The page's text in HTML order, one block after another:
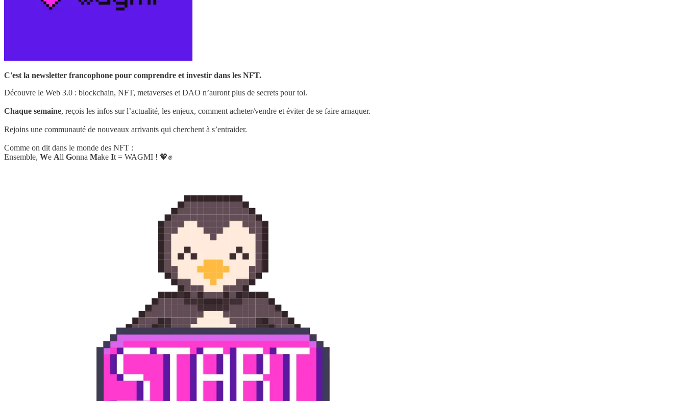
C'est la newsletter francophone pour comprendre et investir dans les NFT.
Découvre le Web 3.0 : blockchain, NFT, metaverses et DAO n’auront plus de secrets pour toi.
Chaque semaine, reçois les infos sur l’actualité, les enjeux, comment acheter/vendre et éviter de se faire arnaquer.
Rejoins une communauté de nouveaux arrivants qui cherchent à s’entraider.
Comme on dit dans le monde des NFT :
Ensemble, We All Gonna Make It = WAGMI ! 💖✊